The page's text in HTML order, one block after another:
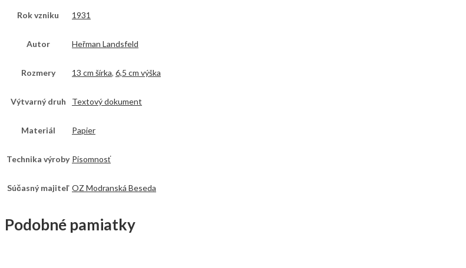
Rok vzniku 1931
Autor Heřman Landsfeld
Rozmery 13 cm šírka, 6,5 cm výška
Výtvarný druh Textový dokument
Materiál Papier
Technika výroby Písomnosť
Súčasný majiteľ OZ Modranská Beseda
Podobné pamiatky